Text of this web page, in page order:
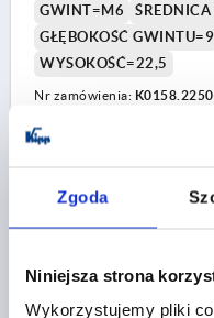
Zgoda
Niniejsza strona
Wykorzystujemy pliki
GWINT=M6
GŁĘBOKOŚĆ GWINTU=9
WYSOKOŚĆ=22,5
Nr zamówienia: